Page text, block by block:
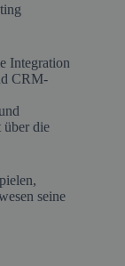
Integration
CRM-
über die
seine